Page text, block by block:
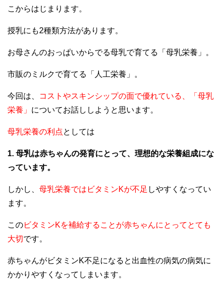
こからはじまります。
授乳にも2種類方法があります。
お母さんのおっぱいからでる母乳で育てる「母乳栄養」。
市販のミルクで育てる「人工栄養」。
今回は、
コストやスキンシップの面で優れている、「母乳
栄養」 についてお話ししようと思います。
母乳栄養の利点としては
1. 母乳は赤ちゃんの発育にとって、理想的な栄養組成にな
っています。
しかし、 母乳栄養ではビタミンKが不足 しやすくなってい
ます。
このビタミンKを補給することが赤ちゃんにとってとても
大切です。
赤ちゃんがビタミンK不足になると出血性の病気の病気に
かかりやすくなってしまいます。